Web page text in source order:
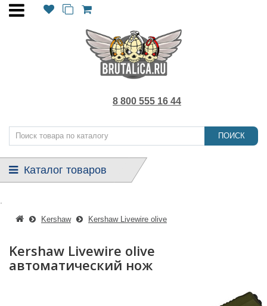
8 800 555 16 44
ПОИСК
Каталог товаров
Kershaw Kershaw Livewire olive
Kershaw Livewire olive
автоматический нож